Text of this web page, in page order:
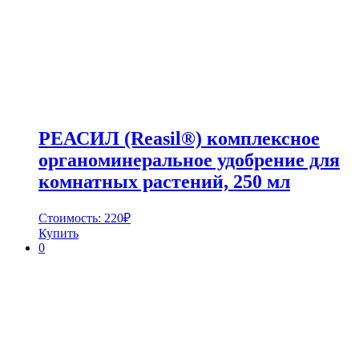
РЕАСИЛ (Reasil®) комплексное
органоминеральное удобрение для
комнатных растений, 250 мл
Стоимость: 220₽
Купить
0